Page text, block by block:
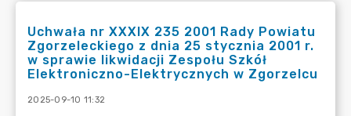
Uchwała nr XXXIX 235 2001 Rady Powiatu
Zgorzeleckiego z dnia 25 stycznia 2001 r.
w sprawie likwidacji Zespołu Szkół
Elektroniczno-Elektrycznych w Zgorzelcu
2025-09-10 11:32